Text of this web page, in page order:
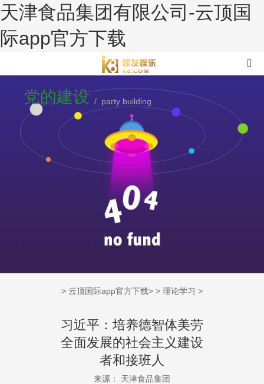
天津食品集团有限公司-云顶国
际app官方下载
党的建设 / party building
> 云顶国际app官方下载> > 理论学习 >
习近平：培养德智体美劳
全面发展的社会主义建设
者和接班人
来源： 天津食品集团